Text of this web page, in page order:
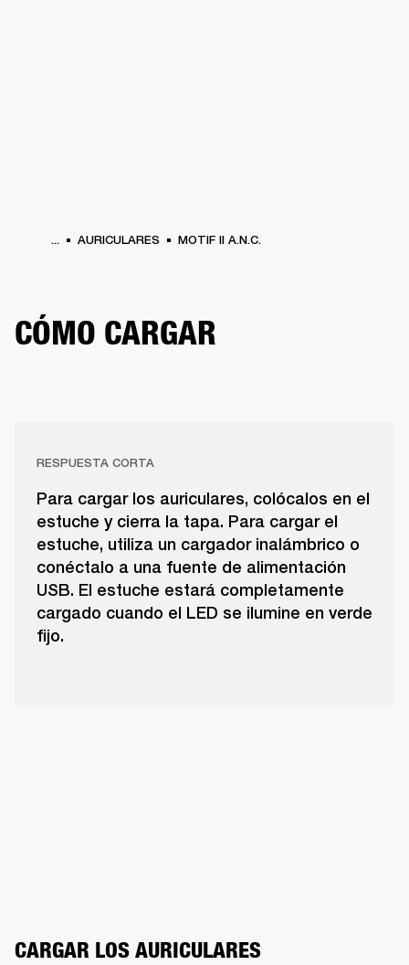
... AURICULARES MOTIF II A.N.C.
CÓMO CARGAR
RESPUESTA CORTA
Para cargar los auriculares, colócalos en el
estuche y cierra la tapa. Para cargar el
estuche, utiliza un cargador inalámbrico o
conéctalo a una fuente de alimentación
USB. El estuche estará completamente
cargado cuando el LED se ilumine en verde
fijo.
CARGAR LOS AURICULARES